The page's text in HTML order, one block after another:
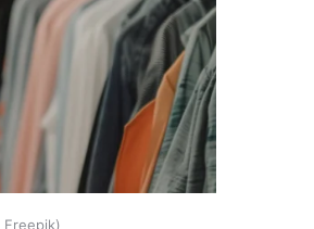
Freepik